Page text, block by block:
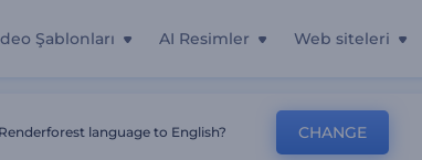
Şablonları AI Resimler Web siteleri
language to English? CHANGE